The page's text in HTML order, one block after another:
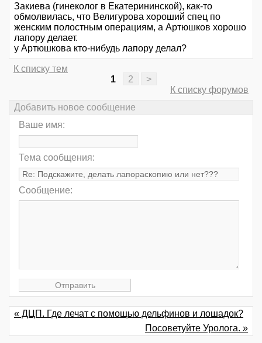
Закиева (гинеколог в Екатерининской), как-то
обмолвилась, что Велигурова хороший спец по
женским полостным операциям, а Артюшков хорошо
лапору делает.
у Артюшкова кто-нибудь лапору делал?
К списку тем
1
2
>
К списку форумов
Добавить новое сообщение
Ваше имя:
Тема сообщения:
Сообщение:
« ДЦП. Где лечат с помощью дельфинов и лошадок?
Посоветуйте Уролога. »